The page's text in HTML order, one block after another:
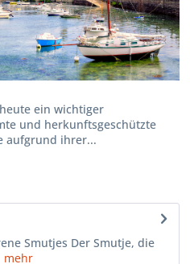
ein wichtiger
und herkunftsgeschützte
aufgrund ihrer...
Smutjes Der Smutje, die
mehr